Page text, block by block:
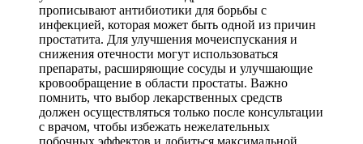
прописывают антибиотики для борьбы с
инфекцией, которая может быть одной из причин
простатита. Для улучшения мочеиспускания и
снижения отечности могут использоваться
препараты, расширяющие сосуды и улучшающие
кровообращение в области простаты. Важно
помнить, что выбор лекарственных средств
должен осуществляться только после консультации
с врачом, чтобы избежать нежелательных
побочных эффектов и добиться максимальной